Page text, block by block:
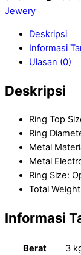
Jewery
Deskripsi
Informasi
Ulasan (0)
Deskripsi
Ring Top
Ring
Metal
Metal
Ring Size:
Total
Informasi
Berat 3